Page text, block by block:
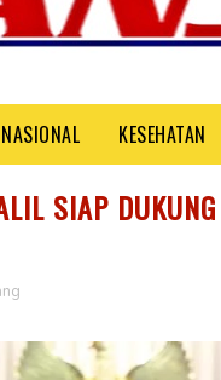
NASIONAL KESEHATAN
SIAP